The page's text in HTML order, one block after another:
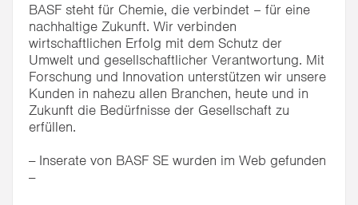
BASF steht für Chemie, die verbindet – für eine
nachhaltige Zukunft. Wir verbinden
wirtschaftlichen Erfolg mit dem Schutz der
Umwelt und gesellschaftlicher Verantwortung. Mit
Forschung und Innovation unterstützen wir unsere
Kunden in nahezu allen Branchen, heute und in
Zukunft die Bedürfnisse der Gesellschaft zu
erfüllen.
-- Inserate von BASF SE wurden im Web gefunden
--